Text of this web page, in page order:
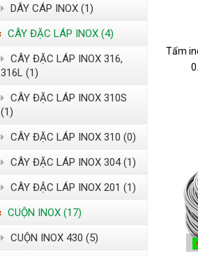
DÂY CÁP INOX (1)
CÂY ĐẶC LÁP INOX (4)
CÂY ĐẶC LÁP INOX 316,
316L (1)
CÂY ĐẶC LÁP INOX 310S
(1)
CÂY ĐẶC LÁP INOX 310 (0)
CÂY ĐẶC LÁP INOX 304 (1)
CÂY ĐẬC LÁP INOX 201 (1)
CUỘN INOX (17)
CUỘN INOX 430 (5)
Tấm